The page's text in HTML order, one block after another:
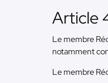
Article
Le membre
notamment
Le membre